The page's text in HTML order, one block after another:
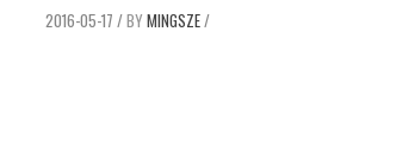
2016-05-17 / MINGSZE/